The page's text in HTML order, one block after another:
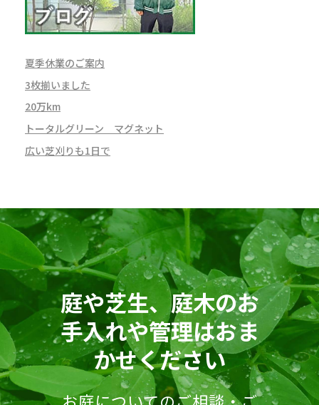
夏季休業のご案内
3枚揃いました
20万km
トータルグリーン マグネット
広い芝刈りも1日で
庭や芝生、庭木のお
手入れや管理はおま
かせください